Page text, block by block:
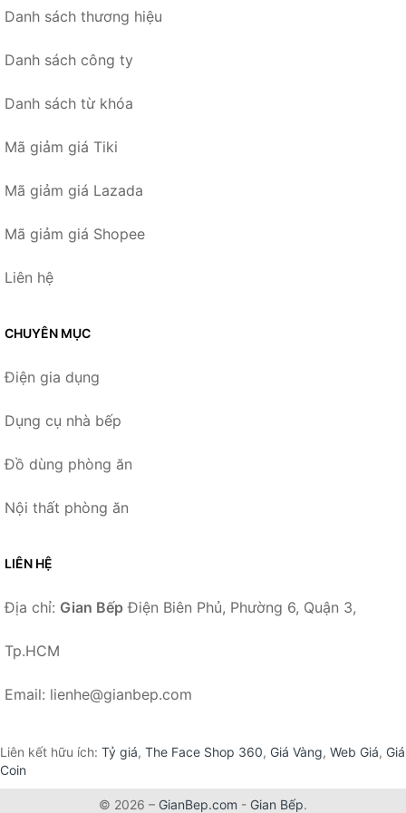
Danh sách thương hiệu
Danh sách công ty
Danh sách từ khóa
Mã giảm giá Tiki
Mã giảm giá Lazada
Mã giảm giá Shopee
Liên hệ
CHUYÊN MỤC
Điện gia dụng
Dụng cụ nhà bếp
Đồ dùng phòng ăn
Nội thất phòng ăn
LIÊN HỆ
Địa chỉ: Gian Bếp Điện Biên Phủ, Phường 6, Quận 3,
Tp.HCM
Email: lienhe@gianbep.com
Liên kết hữu ích: Tỷ giá, The Face Shop 360, Giá Vàng, Web Giá, Giá
Coin
© 2026 – GianBep.com - Gian Bếp.